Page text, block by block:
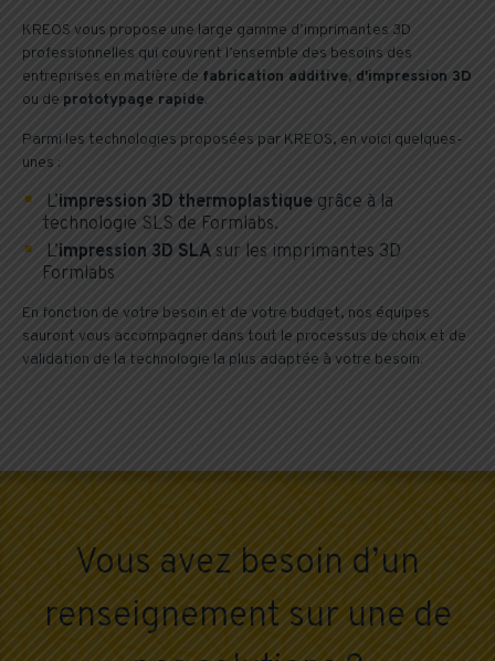
KREOS vous propose une large gamme d’imprimantes 3D
professionnelles qui couvrent l’ensemble des besoins des
entreprises en matière de fabrication additive, d'impression 3D
ou de prototypage rapide.
Parmi les technologies proposées par KREOS, en voici quelques-
unes :
L’impression 3D thermoplastique grâce à la
technologie SLS de Formlabs.
L’impression 3D SLA sur les imprimantes 3D
Formlabs
En fonction de votre besoin et de votre budget, nos équipes
sauront vous accompagner dans tout le processus de choix et de
validation de la technologie la plus adaptée à votre besoin.
Vous avez besoin d’un
renseignement sur une de